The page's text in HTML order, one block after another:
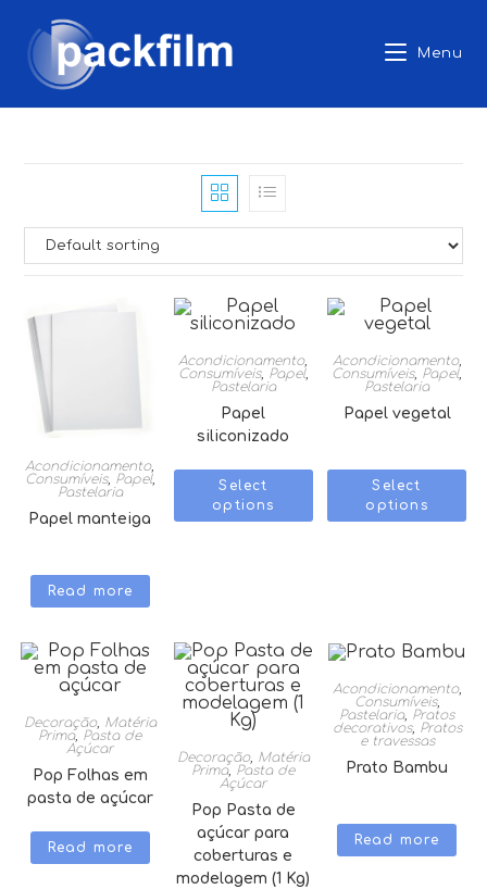
content
Menu
Acondicionamento,
Consumíveis, Papel,
Pastelaria
Papel manteiga
Read more
Acondicionamento,
Consumíveis, Papel,
Pastelaria
Papel
siliconizado
Select
options
Acondicionamento,
Consumíveis, Papel,
Pastelaria
Papel vegetal
Select
options
Decoração, Matéria
Prima, Pasta de
Açúcar
Pop Folhas em
pasta de açúcar
Read more
Decoração, Matéria
Prima, Pasta de
Açúcar
Pop Pasta de
açúcar para
coberturas e
modelagem (1 Kg)
Acondicionamento,
Consumíveis,
Pastelaria, Pratos
decorativos, Pratos
e travessas
Prato Bambu
Read more